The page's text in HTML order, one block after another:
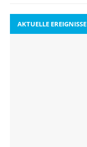
AKTUELLE EREIGNISSE